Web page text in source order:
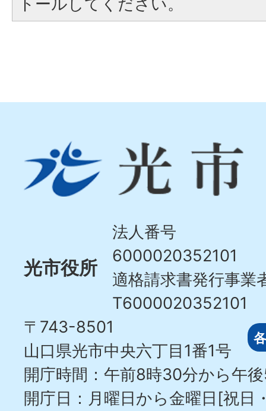
市
Hikari
光市役所
法人番号
6000020352101
適格請求書発行事業
T6000020352101
〒743-8501
山口県光市中央六丁目1番1号
開庁時間：午前8時30分から午
開庁日：月曜日から金曜日[祝日